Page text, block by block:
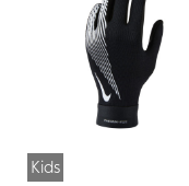
Kids